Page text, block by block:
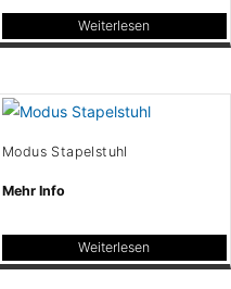
Weiterlesen
Modus Stapelstuhl
Mehr Info
Weiterlesen